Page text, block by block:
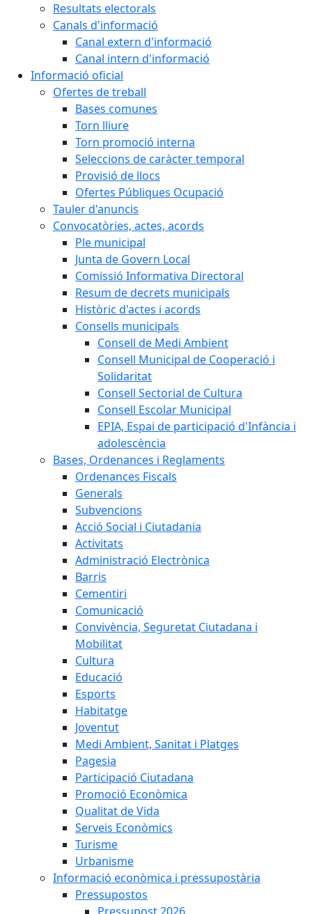
Resultats electorals
Canals d'informació
Canal extern d'informació
Canal intern d'informació
Informació oficial
Ofertes de treball
Bases comunes
Torn lliure
Torn promoció interna
Seleccions de caràcter temporal
Provisió de llocs
Ofertes Públiques Ocupació
Tauler d'anuncis
Convocatòries, actes, acords
Ple municipal
Junta de Govern Local
Comissió Informativa Directoral
Resum de decrets municipals
Històric d'actes i acords
Consells municipals
Consell de Medi Ambient
Consell Municipal de Cooperació i
Solidaritat
Consell Sectorial de Cultura
Consell Escolar Municipal
EPIA, Espai de participació d'Infància i
adolescència
Bases, Ordenances i Reglaments
Ordenances Fiscals
Generals
Subvencions
Acció Social i Ciutadania
Activitats
Administració Electrònica
Barris
Cementiri
Comunicació
Convivència, Seguretat Ciutadana i
Mobilitat
Cultura
Educació
Esports
Habitatge
Joventut
Medi Ambient, Sanitat i Platges
Pagesia
Participació Ciutadana
Promoció Econòmica
Qualitat de Vida
Serveis Econòmics
Turisme
Urbanisme
Informació econòmica i pressupostària
Pressupostos